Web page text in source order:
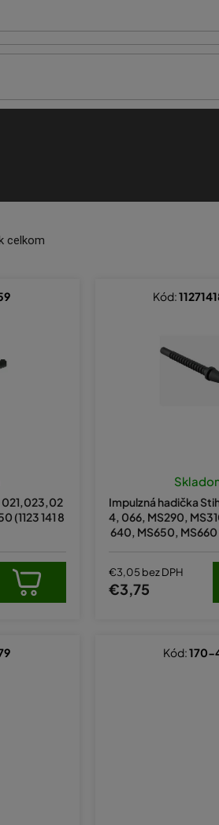
celkom
021,023,02
(1123 141 8
Impulzná hadička
4, 066, MS290,
640, MS650, MS660
€3,05 bez DPH
€3,75
Kód:
Kód:170-